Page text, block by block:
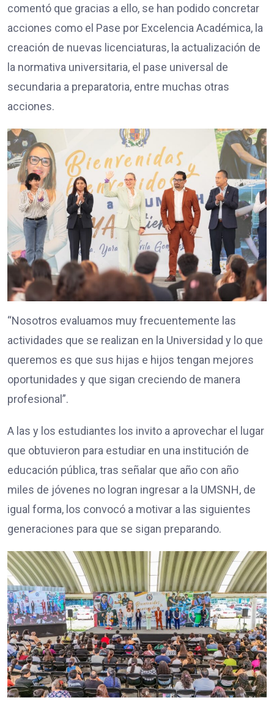
comentó que gracias a ello, se han podido concretar
acciones como el Pase por Excelencia Académica, la
creación de nuevas licenciaturas, la actualización de
la normativa universitaria, el pase universal de
secundaria a preparatoria, entre muchas otras
acciones.
“Nosotros evaluamos muy frecuentemente las
actividades que se realizan en la Universidad y lo que
queremos es que sus hijas e hijos tengan mejores
oportunidades y que sigan creciendo de manera
profesional”.
A las y los estudiantes los invito a aprovechar el lugar
que obtuvieron para estudiar en una institución de
educación pública, tras señalar que año con año
miles de jóvenes no logran ingresar a la UMSNH, de
igual forma, los convocó a motivar a las siguientes
generaciones para que se sigan preparando.